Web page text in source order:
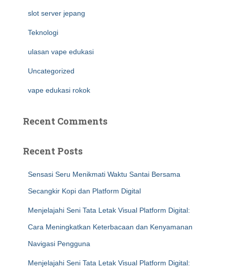
slot server jepang
Teknologi
ulasan vape edukasi
Uncategorized
vape edukasi rokok
Recent Comments
Recent Posts
Sensasi Seru Menikmati Waktu Santai Bersama
Secangkir Kopi dan Platform Digital
Menjelajahi Seni Tata Letak Visual Platform Digital:
Cara Meningkatkan Keterbacaan dan Kenyamanan
Navigasi Pengguna
Menjelajahi Seni Tata Letak Visual Platform Digital: